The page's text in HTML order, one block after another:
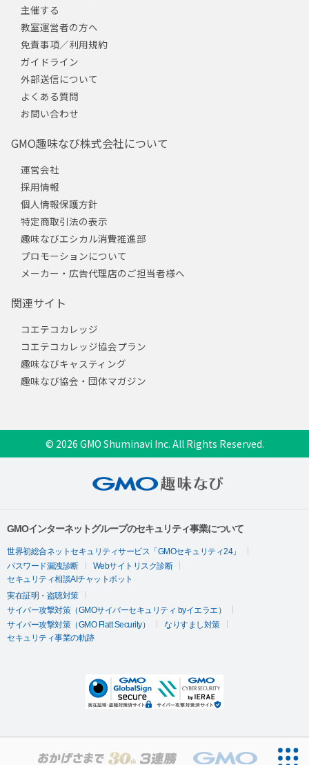
主催する
教室運営者の方へ
免責事項／利用規約
ガイドライン
外部送信について
よくある質問
お問い合わせ
GMO趣味なび株式会社について
運営会社
採用情報
個人情報保護方針
特定商取引法の表示
趣味なびエシカル消費推進部
プロモーションについて
メーカー・広告代理店のご担当者様へ
関連サイト
コエテコカレッジ
コエテコカレッジ協会プラン
趣味なびキャスティング
趣味なび協会・団体マガジン
© 2026 GMO Shuminavi Inc. All Rights Reserved.